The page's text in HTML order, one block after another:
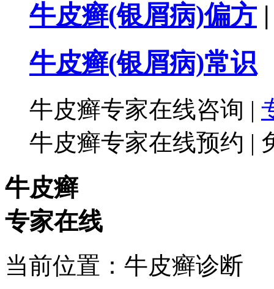
牛皮癣(银屑病)偏方 |
牛皮癣(银屑病)常识
牛皮癣专家在线咨询 |
牛皮癣专家在线预约 |
牛皮癣
专家在线
当前位置：牛皮癣诊断